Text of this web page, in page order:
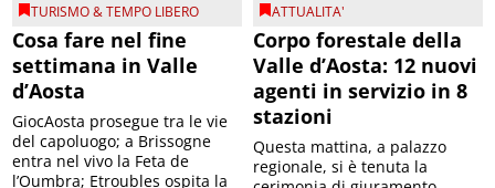
TURISMO & TEMPO LIBERO
Cosa fare nel fine
settimana in Valle
d’Aosta
GiocAosta prosegue tra le vie
del capoluogo; a Brissogne
entra nel vivo la Feta de
l’Oumbra; Etroubles ospita la
ATTUALITA'
Corpo forestale della
Valle d’Aosta: 12 nuovi
agenti in servizio in 8
stazioni
Questa mattina, a palazzo
regionale, si è tenuta la